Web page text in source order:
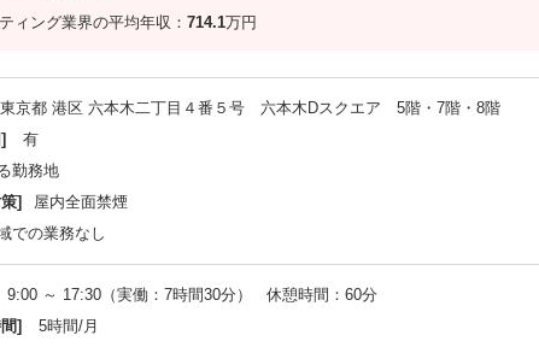
ィング業界の平均年収： 714.1万円
東京都 港区 六本木二丁目４番５号 六本木Dスクエア 5階・7階・8階
有
勤務地
]
屋内全面禁煙
での業務なし
9:00 ～ 17:30（実働：7時間30分） 休憩時間：60分
]
5時間/月